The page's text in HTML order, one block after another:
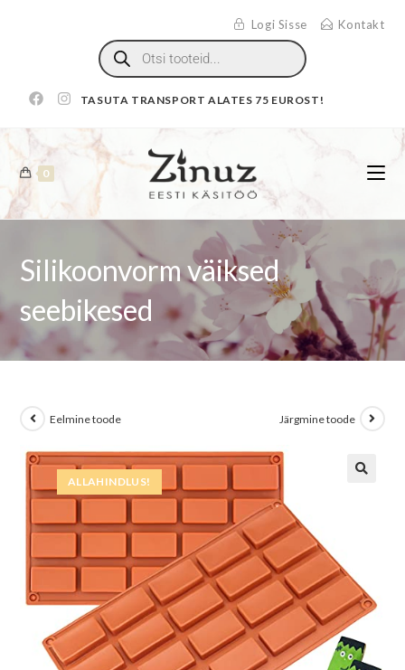
Logi Sisse Kontakt
TASUTA TRANSPORT ALATES 75 EUROST!
0
Silikoonvorm väiksed
seebikesed
ALLAHINDLUS!
Eelmine toode Järgmine toode